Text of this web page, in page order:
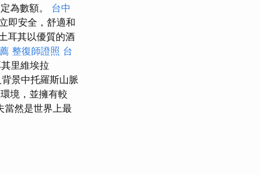
為數額。 台中
即安全，舒適和
耳其以優質的酒
整復師證照 台
里維埃拉
景中托羅斯山脈
境，並擁有較
當然是世界上最